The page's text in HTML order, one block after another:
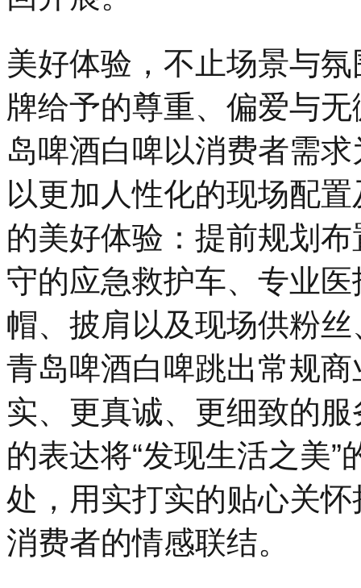
美好体验，不止场景与
牌给予的尊重、偏爱与
岛啤酒白啤以消费者需
以更加人性化的现场配
的美好体验：提前规划
守的应急救护车、专业
帽、披肩以及现场供粉
青岛啤酒白啤跳出常规
实、更真诚、更细致的
的表达将“发现生活之美
处，用实打实的贴心关
消费者的情感联结。